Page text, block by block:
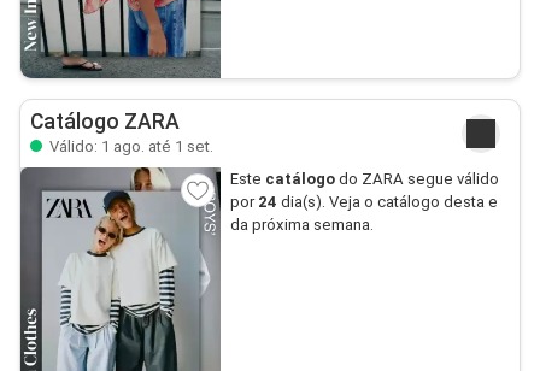
Catálogo ZARA
Válido: 1 ago. até 1 set.
Este catálogodo ZARA segue válido
por 24 dia(s). Veja o catálogo desta e
da próxima semana.